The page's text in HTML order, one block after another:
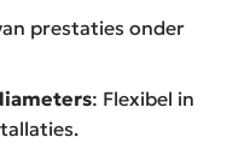
prestaties onder
: Flexibel in